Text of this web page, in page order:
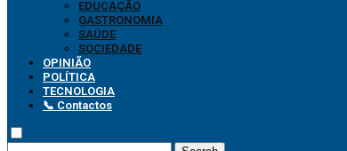
EDUCAÇÃO
GASTRONOMIA
SAÚDE
SOCIEDADE
OPINIÃO
POLÍTICA
TECNOLOGIA
📞 Contactos